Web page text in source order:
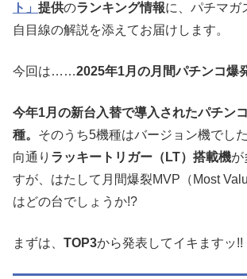
ト」 提供のランキング情報に、パチマガ
自目線の解説を添えてお届けします。
今回は……2025年1月の月間パチンコ爆
今年1月の新台入替で導入されたパチン
種。 そのうち5機種はバージョン機でし
向通り ラッキートリガー（LT）搭載機が
すが、はたして月間爆裂MVP（Most
はどの台でしょうか!?
まずは、 TOP3から発表してイキますッ!!